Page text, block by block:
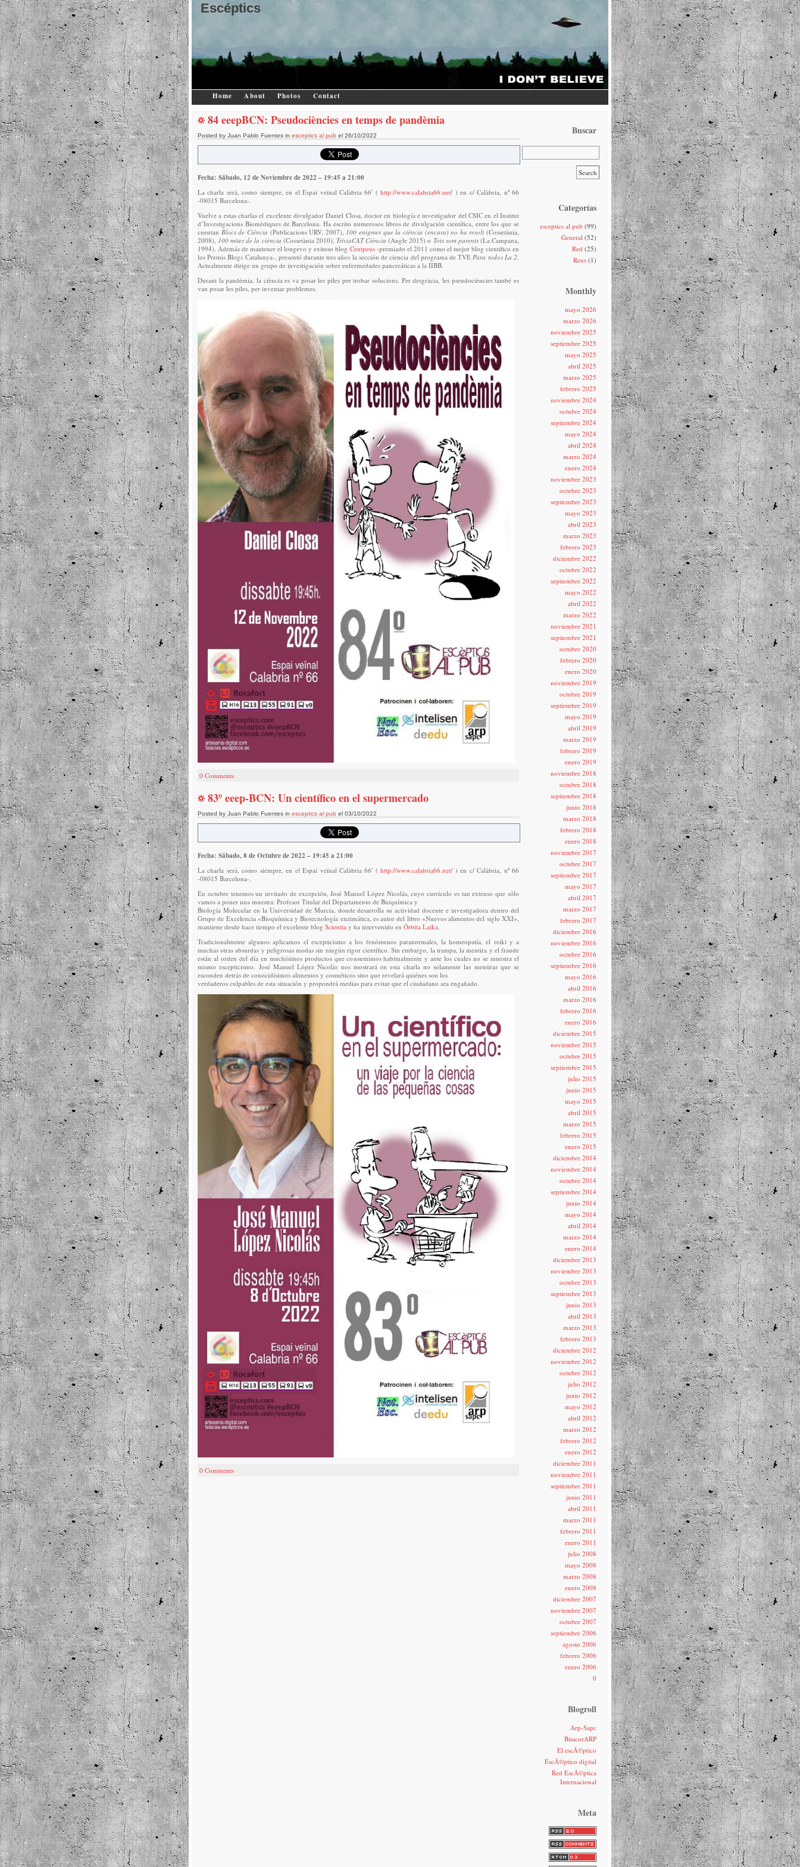
Escéptics
Home About Photos Contact
84 eeepBCN: Pseudociències en temps de pandèmia
Posted by Juan Pablo Fuentes in esceptics al pub el 26/10/2022
Fecha: Sábado, 12 de Noviembre de 2022 – 19:45 a 21:00
La charla será, como siempre, en el Espai veïnal Calàbria 66′ (http://www.calabria66.net/ ) en c/ Calàbria, nº 66
-08015 Barcelona-.
Vuelve a estas charlas el excelente divulgador Daniel Closa, doctor en biología e investigador del CSIC en el Institut
d’Investigacions Biomèdiques de Barcelona. Ha escrito numerosos libros de divulgación científica, entre los que se
cuentan Blocs de Ciència (Publicacions URV, 2007), 100 enigmes que la ciència (encara) no ha resolt (Cossetània,
2008), 100 mites de la ciència (Cossetània 2010), TriviaCAT Ciència (Angle 2015) o Tots som parents(La Campana,
1994). Además de mantener el longevo y exitoso blog Centpeus -premiado el 2011 como el mejor blog científico en
los Premis Blogs Catalunya-, presentó durante tres años la sección de ciencia del programa de TVEPara todos La 2.
Actualmente dirige un grupo de investigación sobre enfermedades pancreáticas a la IIBB.
Durant la pandèmia, la ciència es va posar les piles per trobar solucions. Per desgràcia, les pseudociències també es
van posar les piles, per inventar problemes.
0 Comments
83º eeep-BCN: Un científico en el supermercado
Posted by Juan Pablo Fuentes in esceptics al pub el 03/10/2022
Fecha: Sábado, 8 de Octubre de 2022 – 19:45 a 21:00
La charla será, como siempre, en el Espai veïnal Calàbria 66′ (http://www.calabria66.net/ ) en c/ Calàbria, nº 66
-08015 Barcelona-.
En octubre tenemos un invitado de excepción, José Manuel López Nicolás, cuyo currículo es tan extenso que sólo
vamos a poner una muestra: Profesor Titular del Departamento de Bioquímica y
Biología Molecular en la Universidad de Murcia, donde desarrolla su actividad docente e investigadora dentro del
Grupo de Excelencia «Bioquímica y Biotecnología enzimática, es autor del libro «Nuevos alimentos del siglo XXI»,
mantiene desde hace tiempo el excelente blog Scientia y ha intervenido en Órbita Laika.
Tradicionalmente algunos aplicamos el escepticismo a los fenómenos paranormales, la homeopatía, el reiki y a
muchas otras absurdas y peligrosas modas sin ningún rigor científico. Sin embargo, la trampa, la mentira y el fraude
están al orden del día en muchísimos productos que consumimos habitualmente y ante los cuales no se muestra el
mismo escepticismo. José Manuel López Nicolás nos mostrará en esta charla no solamente las mentiras que se
esconden detrás de conocidísimos alimentos y cosméticos sino que revelará quiénes son los
verdaderos culpables de esta situación y propondrá medias para evitar que el ciudadano sea engañado.
0 Comments
Buscar
Categorías
esceptics al pub (99)
General (52)
Red (25)
Reus (1)
Monthly
mayo 2026
marzo 2026
noviembre 2025
septiembre 2025
mayo 2025
abril 2025
marzo 2025
febrero 2025
noviembre 2024
octubre 2024
septiembre 2024
mayo 2024
abril 2024
marzo 2024
enero 2024
noviembre 2023
octubre 2023
septiembre 2023
mayo 2023
abril 2023
marzo 2023
febrero 2023
diciembre 2022
octubre 2022
septiembre 2022
mayo 2022
abril 2022
marzo 2022
noviembre 2021
septiembre 2021
octubre 2020
febrero 2020
enero 2020
noviembre 2019
octubre 2019
septiembre 2019
mayo 2019
abril 2019
marzo 2019
febrero 2019
enero 2019
noviembre 2018
octubre 2018
septiembre 2018
junio 2018
marzo 2018
febrero 2018
enero 2018
noviembre 2017
octubre 2017
septiembre 2017
mayo 2017
abril 2017
marzo 2017
febrero 2017
diciembre 2016
noviembre 2016
octubre 2016
septiembre 2016
mayo 2016
abril 2016
marzo 2016
febrero 2016
enero 2016
diciembre 2015
noviembre 2015
octubre 2015
septiembre 2015
julio 2015
junio 2015
mayo 2015
abril 2015
marzo 2015
febrero 2015
enero 2015
diciembre 2014
noviembre 2014
octubre 2014
septiembre 2014
junio 2014
mayo 2014
abril 2014
marzo 2014
enero 2014
diciembre 2013
noviembre 2013
octubre 2013
septiembre 2013
junio 2013
abril 2013
marzo 2013
febrero 2013
diciembre 2012
noviembre 2012
octubre 2012
julio 2012
junio 2012
mayo 2012
abril 2012
marzo 2012
febrero 2012
enero 2012
diciembre 2011
noviembre 2011
septiembre 2011
junio 2011
abril 2011
marzo 2011
febrero 2011
enero 2011
julio 2008
mayo 2008
marzo 2008
enero 2008
diciembre 2007
noviembre 2007
octubre 2007
septiembre 2006
agosto 2006
febrero 2006
enero 2006
0
Blogroll
Arp-Sapc
BitacorARP
El escÃ©ptico
EscÃ©ptico digital
Red EscÃ©ptica
Internacional
Meta